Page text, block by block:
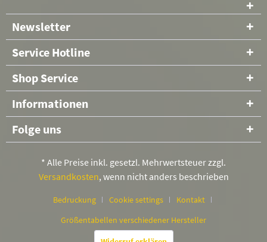
Newsletter
Service Hotline
Shop Service
Informationen
Folge uns
* Alle Preise inkl. gesetzl. Mehrwertsteuer zzgl.
Versandkosten, wenn nicht anders beschrieben
Bedruckung Cookie settings
Kontakt
Größentabellen verschiedener Hersteller